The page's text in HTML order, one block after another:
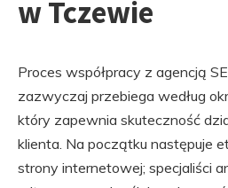
w Tczewie
Proces współpracy z agencją
zazwyczaj przebiega według
który zapewnia skuteczność
klienta. Na początku następuje
strony internetowej; specjaliści